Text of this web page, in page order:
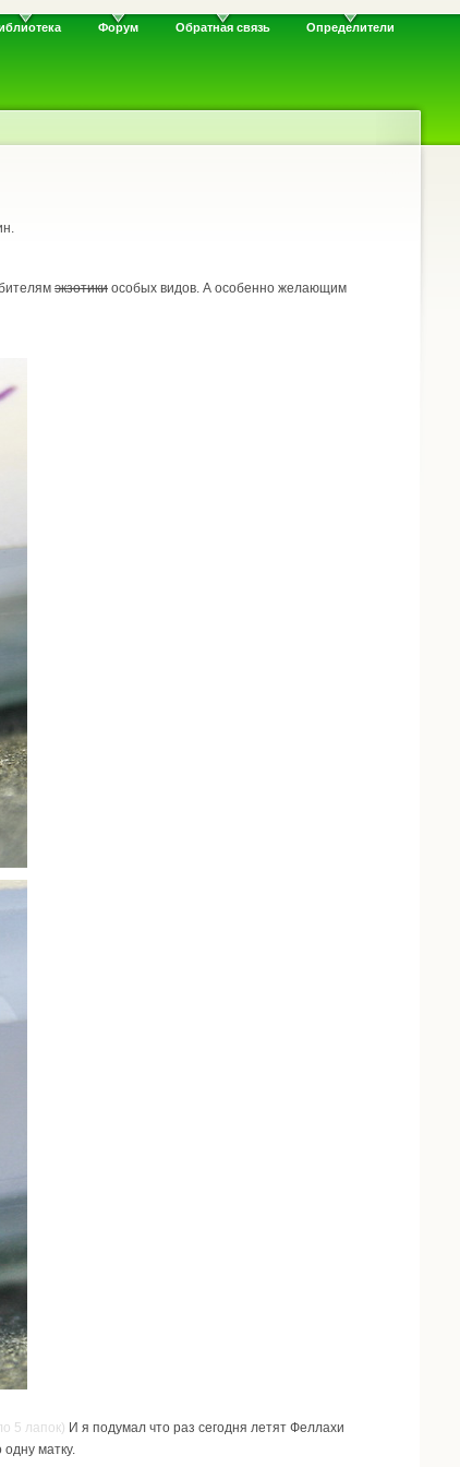
Форум Обратная связь Определители
экзотики особых видов. А особенно желающим
5 лапок) И я подумал что раз сегодня летят Феллахи
матку.